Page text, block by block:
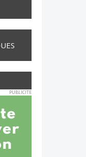
PUBLICITE